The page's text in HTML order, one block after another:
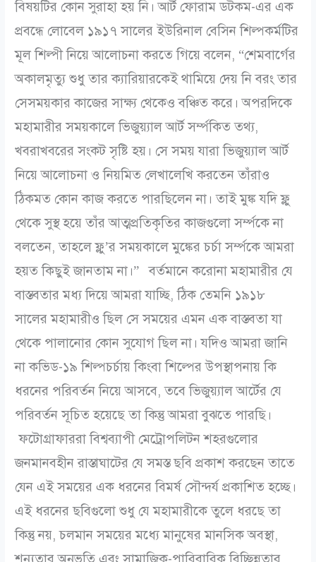
বিষয়টির কোন সুরাহা হয় নি। আর্ট ফোরাম ডটকম-এর এক
প্রবন্ধে লোবেল ১৯১৭ সালের ইউরিনাল বেসিন শিল্পকর্মটির
মূল শিল্পী নিয়ে আলোচনা করতে গিয়ে বলেন, “শেমবার্গের
অকালমৃত্যু শুধু তার ক্যারিয়ারকেই থামিয়ে দেয় নি বরং তার
সেসময়কার কাজের সাক্ষ্য থেকেও বঞ্চিত করে। অপরদিকে
মহামারীর সময়কালে ভিজুয়্যাল আর্ট সর্ম্পকিত তথ্য,
খবরাখবরের সংকট সৃষ্টি হয়। সে সময় যারা ভিজুয়্যাল আর্ট
নিয়ে আলোচনা ও নিয়মিত লেখালেখি করতেন তাঁরাও
ঠিকমত কোন কাজ করতে পারছিলেন না। তাই মুঙ্ক যদি ফ্লু
থেকে সুস্থ হয়ে তাঁর আত্মপ্রতিকৃতির কাজগুলো সর্ম্পকে না
বলতেন, তাহলে ফ্লু’র সময়কালে মুঙ্কের চর্চা সর্ম্পকে আমরা
হয়ত কিছুই জানতাম না।” বর্তমানে করোনা মহামারীর যে
বাস্তবতার মধ্য দিয়ে আমরা যাচ্ছি, ঠিক তেমনি ১৯১৮
সালের মহামারীও ছিল সে সময়ের এমন এক বাস্তবতা যা
থেকে পালানোর কোন সুযোগ ছিল না। যদিও আমরা জানি
না কভিড-১৯ শিল্পচর্চায় কিংবা শিল্পের উপস্থাপনায় কি
ধরনের পরিবর্তন নিয়ে আসবে, তবে ভিজুয়্যাল আর্টের যে
পরিবর্তন সূচিত হয়েছে তা কিন্তু আমরা বুঝতে পারছি।
ফটোগ্রাফাররা বিশ্বব্যাপী মেট্রোপলিটন শহরগুলোর
জনমানবহীন রাস্তাঘাটের যে সমস্ত ছবি প্রকাশ করছেন তাতে
যেন এই সময়ের এক ধরনের বিমর্ষ সৌন্দর্য প্রকাশিত হচ্ছে।
এই ধরনের ছবিগুলো শুধু যে মহামারীকে তুলে ধরছে তা
কিন্তু নয়, চলমান সময়ের মধ্যে মানুষের মানসিক অবস্থা,